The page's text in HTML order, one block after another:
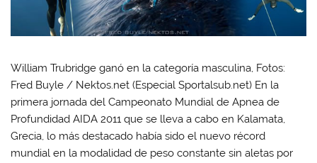
William Trubridge ganó en la categoría masculina, Fotos:
Fred Buyle / Nektos.net (Especial Sportalsub.net) En la
primera jornada del Campeonato Mundial de Apnea de
Profundidad AIDA 2011 que se lleva a cabo en Kalamata,
Grecia, lo más destacado había sido el nuevo récord
mundial en la modalidad de peso constante sin aletas por